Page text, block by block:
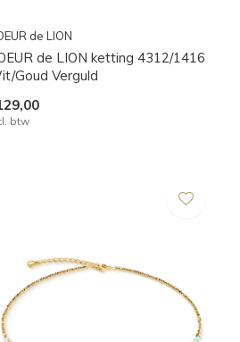
de LION
de LION ketting 4312/1416
Goud Verguld
btw